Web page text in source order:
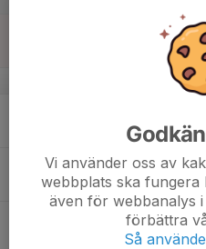
Vi använder oss av
webbplats ska fungera
även för webbanalys
förbättra
Så